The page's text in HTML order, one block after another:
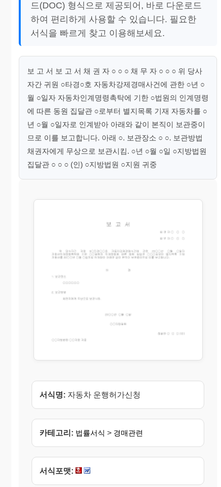
드(DOC) 형식으로 제공되어, 바로 다운로드
하여 편리하게 사용할 수 있습니다. 필요한
서식을 빠르게 찾고 이용해보세요.
보 고 서 보 고 서 채 권 자 ○ ○ ○ 채 무 자 ○ ○ ○ 위 당사
자간 귀원 ○타경○호 자동차강제경매사건에 관한 ○년 ○
월 ○일자 자동차인계명령촉탁에 기한 ○법원의 인계명령
에 따른 동원 집달관 ○로부터 별지목록 기재 자동차를 ○
년 ○월 ○일자로 인계받아 아래와 같이 본직이 보관중이
므로 이를 보고합니다. 아래 ○. 보관장소 ○ ○. 보관방법
채권자에게 무상으로 보관시킴. ○년 ○월 ○일 ○지방법원
집달관 ○ ○ ○ (인) ○지방법원 ○지원 귀중
서식명: 자동차 운행허가신청
카테고리: 법률서식 > 경매관련
서식포맷: